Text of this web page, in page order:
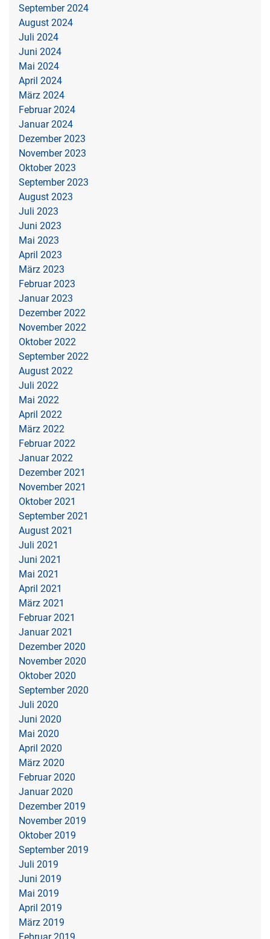
September 2024
August 2024
Juli 2024
Juni 2024
Mai 2024
April 2024
März 2024
Februar 2024
Januar 2024
Dezember 2023
November 2023
Oktober 2023
September 2023
August 2023
Juli 2023
Juni 2023
Mai 2023
April 2023
März 2023
Februar 2023
Januar 2023
Dezember 2022
November 2022
Oktober 2022
September 2022
August 2022
Juli 2022
Mai 2022
April 2022
März 2022
Februar 2022
Januar 2022
Dezember 2021
November 2021
Oktober 2021
September 2021
August 2021
Juli 2021
Juni 2021
Mai 2021
April 2021
März 2021
Februar 2021
Januar 2021
Dezember 2020
November 2020
Oktober 2020
September 2020
Juli 2020
Juni 2020
Mai 2020
April 2020
März 2020
Februar 2020
Januar 2020
Dezember 2019
November 2019
Oktober 2019
September 2019
Juli 2019
Juni 2019
Mai 2019
April 2019
März 2019